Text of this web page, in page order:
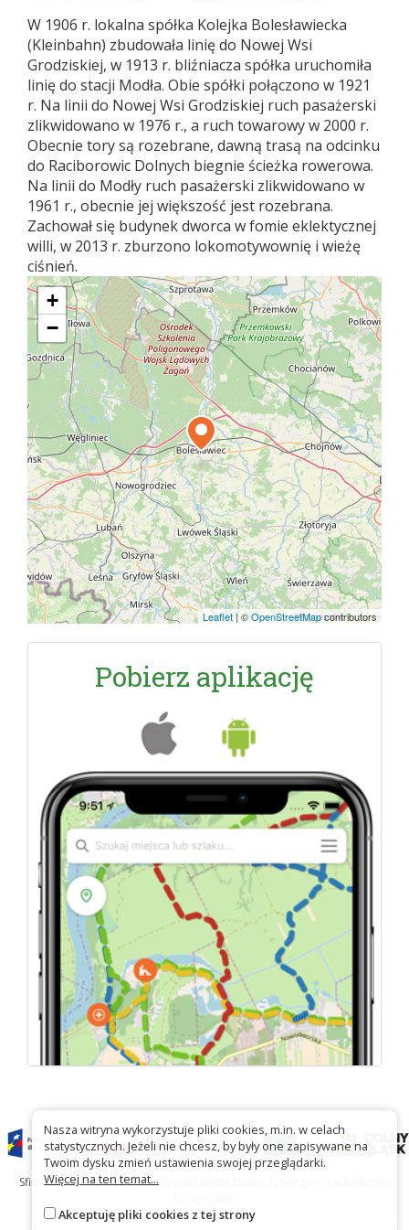
W 1906 r. lokalna spółka Kolejka Bolesławiecka
(Kleinbahn) zbudowała linię do Nowej Wsi
Grodziskiej, w 1913 r. bliźniacza spółka uruchomiła
linię do stacji Modła. Obie spółki połączono w 1921
r. Na linii do Nowej Wsi Grodziskiej ruch pasażerski
zlikwidowano w 1976 r., a ruch towarowy w 2000 r.
Obecnie tory są rozebrane, dawną trasą na odcinku
do Raciborowic Dolnych biegnie ścieżka rowerowa.
Na linii do Modły ruch pasażerski zlikwidowano w
1961 r., obecnie jej większość jest rozebrana.
Zachował się budynek dworca w fomie eklektycznej
willi, w 2013 r. zburzono lokomotywownię i wieżę
ciśnień.
+
−
Leaflet|©OpenStreetMapcontributors
Pobierz aplikację
Sfinansowano ze środków Województwa Dolnośląskiego i środków Unii
Nasza witryna wykorzystuje pliki cookies, m.in. w celach
statystycznych. Jeżeli nie chcesz, by były one zapisywane na
Twoim dysku zmień ustawienia swojej przeglądarki.
Więcej na ten temat...
Akceptuję pliki cookies z tej strony